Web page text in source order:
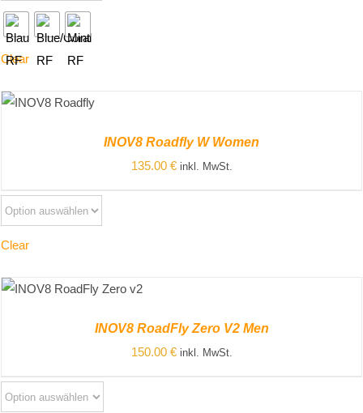
Clear
INOV8 Roadfly W Women
135.00 € inkl. MwSt.
Clear
INOV8 RoadFly Zero V2 Men
150.00 € inkl. MwSt.